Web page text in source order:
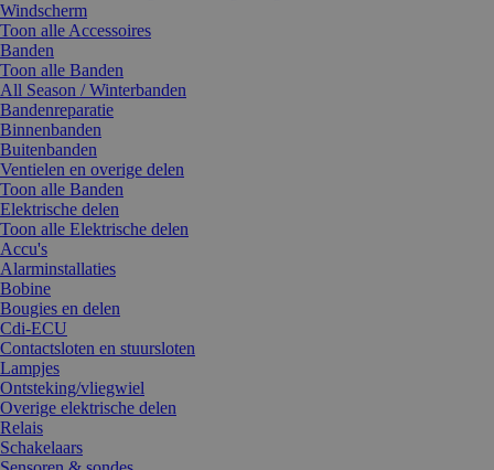
Windscherm
Toon alle Accessoires
Banden
Toon alle Banden
All Season / Winterbanden
Bandenreparatie
Binnenbanden
Buitenbanden
Ventielen en overige delen
Toon alle Banden
Elektrische delen
Toon alle Elektrische delen
Accu's
Alarminstallaties
Bobine
Bougies en delen
Cdi-ECU
Contactsloten en stuursloten
Lampjes
Ontsteking/vliegwiel
Overige elektrische delen
Relais
Schakelaars